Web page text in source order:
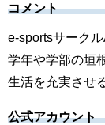
コメント
e-sportsサーク
学年や学部の垣
生活を充実させ
公式アカウント